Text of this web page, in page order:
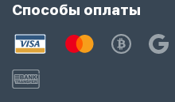
Способы оплаты